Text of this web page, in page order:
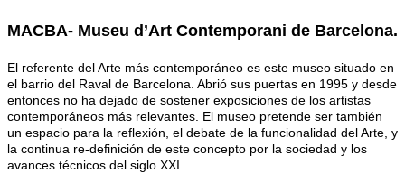
MACBA- Museu d’Art Contemporani de Barcelona.
El referente del Arte más contemporáneo es este museo situado en
el barrio del Raval de Barcelona. Abrió sus puertas en 1995 y desde
entonces no ha dejado de sostener exposiciones de los artistas
contemporáneos más relevantes. El museo pretende ser también
un espacio para la reflexión, el debate de la funcionalidad del Arte, y
la continua re-definición de este concepto por la sociedad y los
avances técnicos del siglo XXI.